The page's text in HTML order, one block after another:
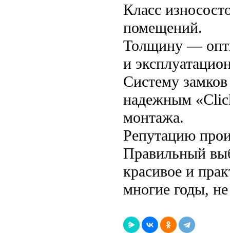
Класс
помещений.
Толщину —
и
Систему
надежным
монтажа.
Репутацию
Правильный
красивое и
многие годы,